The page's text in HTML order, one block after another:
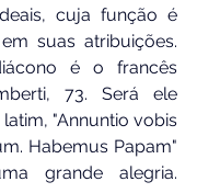
cuja função é
suas atribuições.
é o francês
73. Será ele
"Annuntio vobis
Habemus Papam"
grande alegria.